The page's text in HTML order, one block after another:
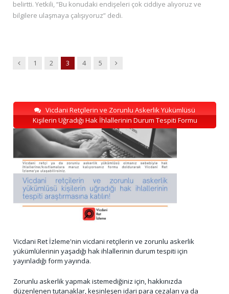
belirtti. Yetkili, “Bu konudaki endişeleri çok ciddiye alıyoruz ve
bilgilere ulaşmaya çalışıyoruz” dedi.
Previous
1 2 3 4 5 Next
Vicdani Retçilerin ve Zorunlu Askerlik Yükümlüsü
Kişilerin Uğradığı Hak İhlallerinin Durum Tespiti Formu
Vicdani Ret İzleme'nin vicdani retçilerin ve zorunlu askerlik
yükümlülerinin yaşadığı hak ihlallerinin durum tespiti için
yayınladığı form yayında.
Zorunlu askerlik yapmak istemediğiniz için, hakkınızda
düzenlenen tutanaklar, kesinleşen idari para cezaları ya da